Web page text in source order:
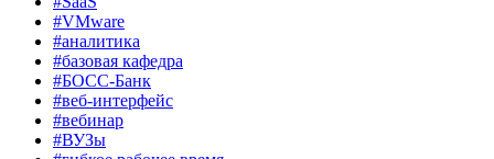
#VMware
#аналитика
#базовая кафедра
#БОСС-Банк
#веб-интерфейс
#вебинар
#ВУЗы